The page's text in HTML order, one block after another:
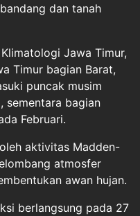
dan tanah
Jawa Timur,
Timur bagian Barat,
puncak musim
sementara bagian
Februari.
aktivitas Madden-
atmosfer
awan hujan.
berlangsung pada 27